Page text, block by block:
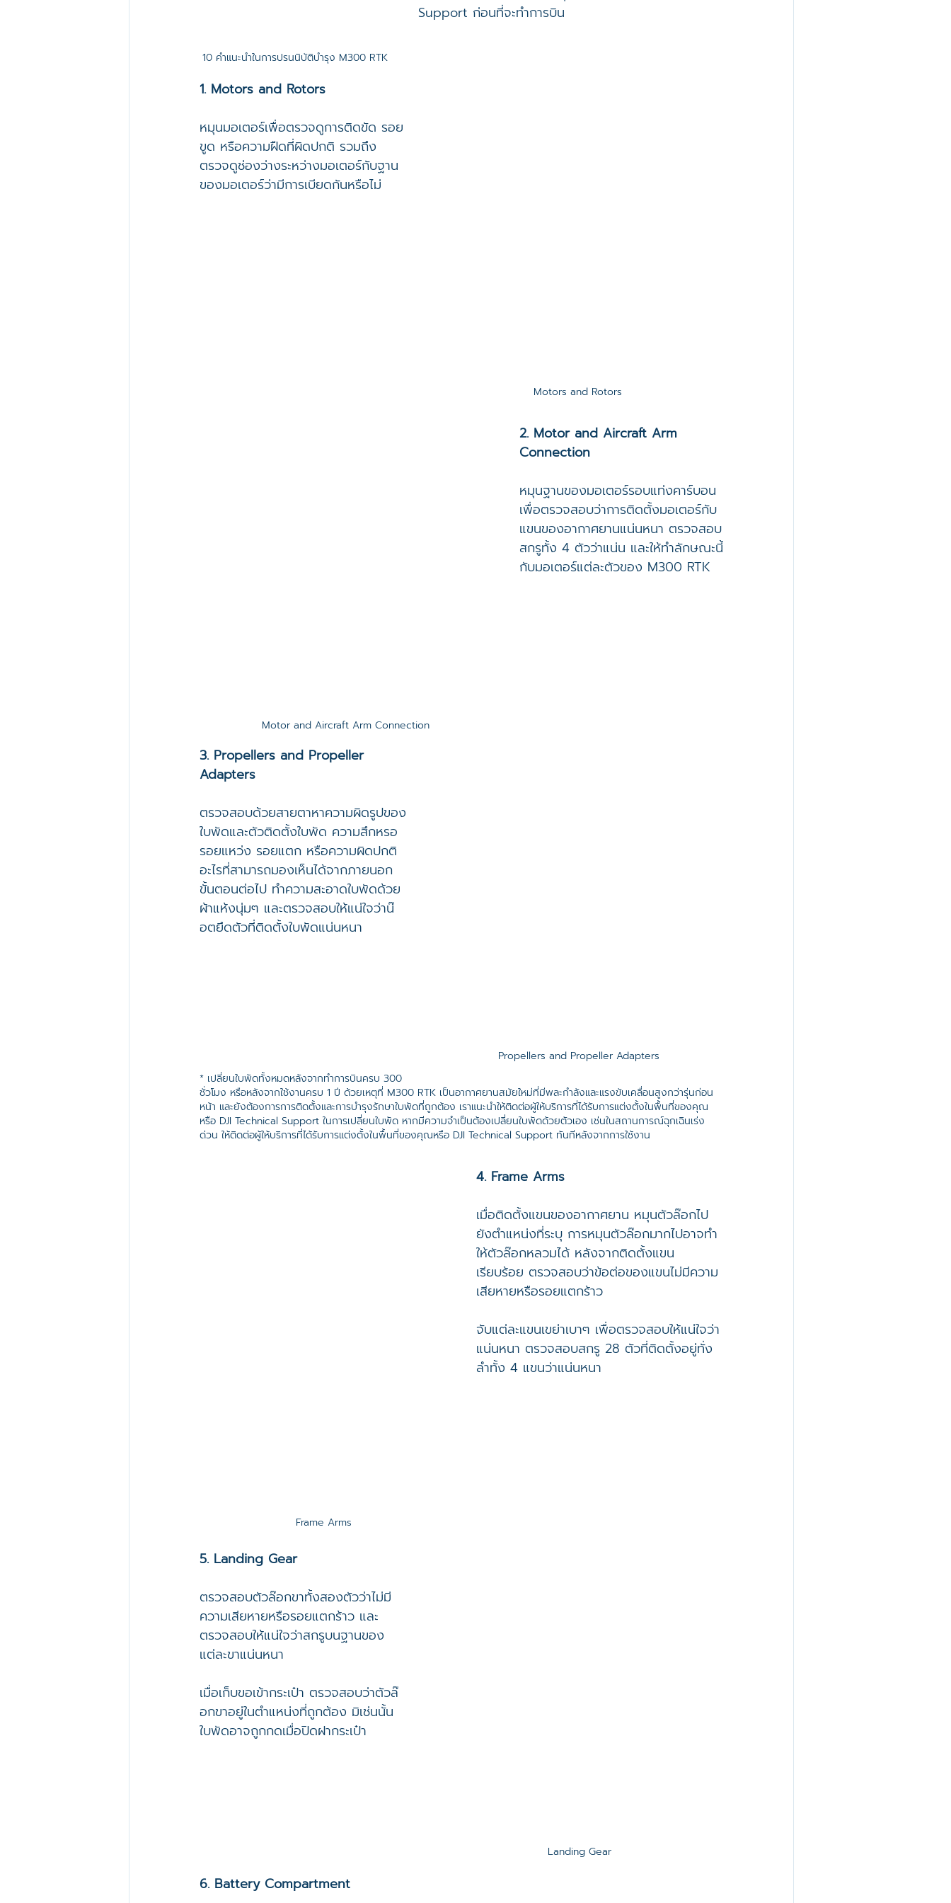
10 คำแนะนำในการปรนนิบัติบำรุง M300 RTK
Support ก่อนที่จะทำการบิน
Motors and Rotors
1. Motors and Rotors
หมุนมอเตอร์เพื่อตรวจดูการติดขัด รอย
ขูด หรือความฝืดที่ผิดปกติ รวมถึง
ตรวจดูช่องว่างระหว่างมอเตอร์กับฐาน
ของมอเตอร์ว่ามีการเบียดกันหรือไม่
Motor and Aircraft Arm Connection
2. Motor and Aircraft Arm
Connection
หมุนฐานของมอเตอร์รอบแท่งคาร์บอน
เพื่อตรวจสอบว่าการติดตั้งมอเตอร์กับ
แขนของอากาศยานแน่นหนา ตรวจสอบ
สกรูทั้ง 4 ตัวว่าแน่น และให้ทำลักษณะนี้
กับมอเตอร์แต่ละตัวของ M300 RTK
Propellers and Propeller Adapters
3. Propellers and Propeller
Adapters
ตรวจสอบด้วยสายตาหาความผิดรูปของ
ใบพัดและตัวติดตั้งใบพัด ความสึกหรอ
รอยแหว่ง รอยแตก หรือความผิดปกติ
อะไรที่สามารถมองเห็นได้จากภายนอก
ขั้นตอนต่อไป ทำความสะอาดใบพัดด้วย
ผ้าแห้งนุ่มๆ และตรวจสอบให้แน่ใจว่าน๊
อตยึดตัวที่ติดตั้งใบพัดแน่นหนา
* เปลี่ยนใบพัดทั้งหมดหลังจากทำการบินครบ 300
ชั่วโมง หรือหลังจากใช้งานครบ 1 ปี ด้วยเหตุที่ M300 RTK เป็นอากาศยานสมัยใหม่ที่มีพละกำลังและแรงขับเคลื่อนสูงกว่ารุ่นก่อน
หน้า และยังต้องการการติดตั้งและการบำรุงรักษาใบพัดที่ถูกต้อง เราแนะนำให้ติดต่อผู้ให้บริการที่ได้รับการแต่งตั้งในพื้นที่ของคุณ
หรือ DJI Technical Support ในการเปลี่ยนใบพัด หากมีความจำเป็นต้องเปลี่ยนใบพัดด้วยตัวเอง เช่นในสถานการณ์ฉุกเฉินเร่ง
ด่วน ให้ติดต่อผู้ให้บริการที่ได้รับการแต่งตั้งในพื้นที่ของคุณหรือ DJI Technical Support ทันทีหลังจากการใช้งาน
Frame Arms
4. Frame Arms
เมื่อติดตั้งแขนของอากาศยาน หมุนตัวล๊อกไป
ยังตำแหน่งที่ระบุ การหมุนตัวล๊อกมากไปอาจทำ
ให้ตัวล๊อกหลวมได้ หลังจากติดตั้งแขน
เรียบร้อย ตรวจสอบว่าข้อต่อของแขนไม่มีความ
เสียหายหรือรอยแตกร้าว
จับแต่ละแขนเขย่าเบาๆ เพื่อตรวจสอบให้แน่ใจว่า
แน่นหนา ตรวจสอบสกรู 28 ตัวที่ติดตั้งอยู่ทั่ง
ลำทั้ง 4 แขนว่าแน่นหนา
Landing Gear
5. Landing Gear
ตรวจสอบตัวล๊อกขาทั้งสองตัวว่าไม่มี
ความเสียหายหรือรอยแตกร้าว และ
ตรวจสอบให้แน่ใจว่าสกรูบนฐานของ
แต่ละขาแน่นหนา
เมื่อเก็บขอเข้ากระเป๋า ตรวจสอบว่าตัวล๊
อกขาอยู่ในตำแหน่งที่ถูกต้อง มิเช่นนั้น
ใบพัดอาจถูกกดเมื่อปิดฝากระเป๋า
6. Battery Compartment